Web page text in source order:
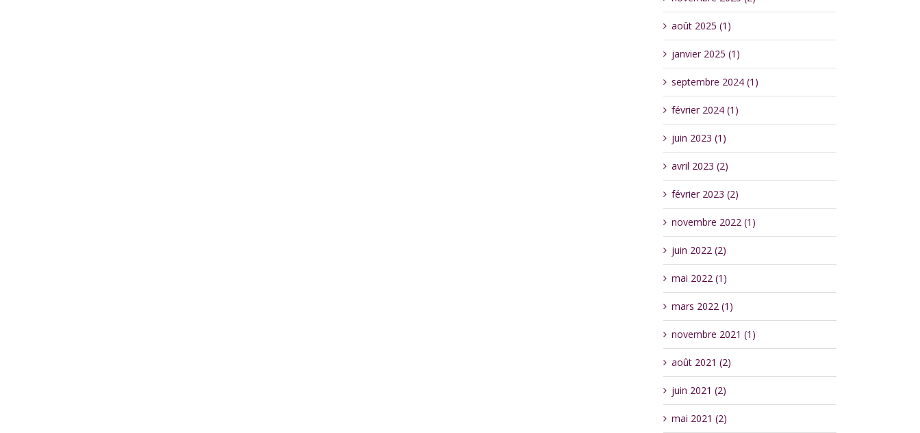
août 2025 (1)
janvier 2025 (1)
septembre 2024 (1)
février 2024 (1)
juin 2023 (1)
avril 2023 (2)
février 2023 (2)
novembre 2022 (1)
juin 2022 (2)
mai 2022 (1)
mars 2022 (1)
novembre 2021 (1)
août 2021 (2)
juin 2021 (2)
mai 2021 (2)